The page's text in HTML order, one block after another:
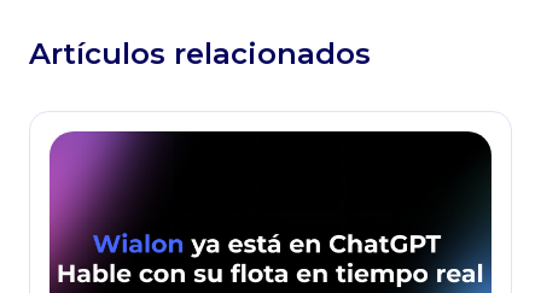
Artículos relacionados